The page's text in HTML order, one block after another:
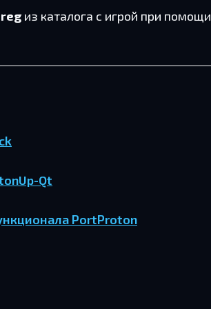
из ка­та­ло­га с игрой при по­мо­щи
Qt
PortProton